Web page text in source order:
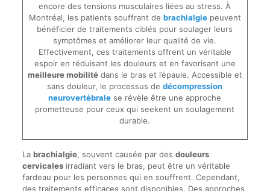
encore des tensions musculaires liées au stress. À
Montréal, les patients souffrant de brachialgiepeuvent
bénéficier de traitements ciblés pour soulager leurs
symptômes et améliorer leur qualité de vie.
Effectivement, ces traitements offrent un véritable
espoir en réduisant les douleurs et en favorisant une
meilleure mobilitédans le bras et l’épaule. Accessible et
sans douleur, le processus dedécompression
neurovertébrale se révèle être une approche
prometteuse pour ceux qui seekent un soulagement
durable.
La brachialgie, souvent causée par des douleurs
cervicalesirradiant vers le bras, peut être un véritable
fardeau pour les personnes qui en souffrent. Cependant,
des traitements efficaces sont disponibles. Des approches